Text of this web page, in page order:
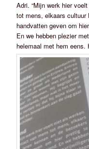
Adri. “Mijn werk hier
tot mens, elkaars cultuur
handvatten geven om
En we hebben plezier
helemaal met hem eens.